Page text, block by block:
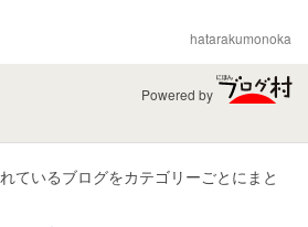
hatarakumonoka
Powered by
ているブログをカテゴリーごとにまと